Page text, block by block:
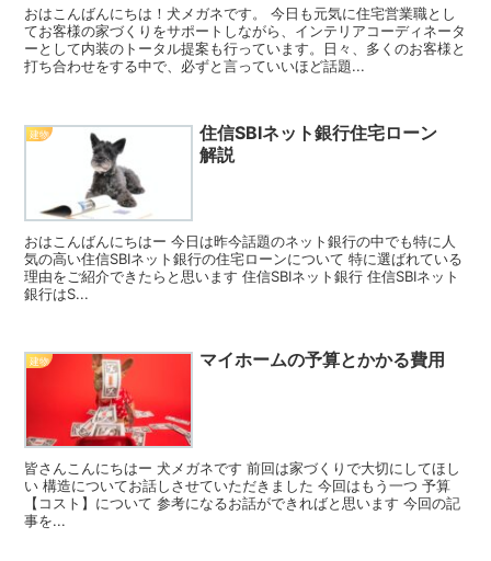
おはこんばんにちは！犬メガネです。 今日も元気に住宅営業職とし
てお客様の家づくりをサポートしながら、インテリアコーディネータ
ーとして内装のトータル提案も行っています。日々、多くのお客様と
打ち合わせをする中で、必ずと言っていいほど話題...
建物
住信SBIネット銀行住宅ローン
解説
おはこんばんにちはー 今日は昨今話題のネット銀行の中でも特に人
気の高い住信SBIネット銀行の住宅ローンについて 特に選ばれている
理由をご紹介できたらと思います 住信SBIネット銀行 住信SBIネット
銀行はS...
建物 マイホームの予算とかかる費用
皆さんこんにちはー 犬メガネです 前回は家づくりで大切にしてほし
い 構造についてお話しさせていただきました 今回はもう一つ 予算
【コスト】について 参考になるお話ができればと思います 今回の記
事を...